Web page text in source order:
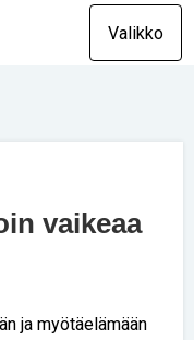
Valikko
vaikeaa
ja myötäelämään